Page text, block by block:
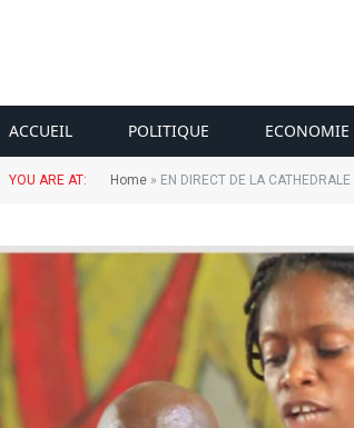
ACCUEIL POLITIQUE ECONOMIE
YOU ARE AT: Home » EN DIRECT DE LA